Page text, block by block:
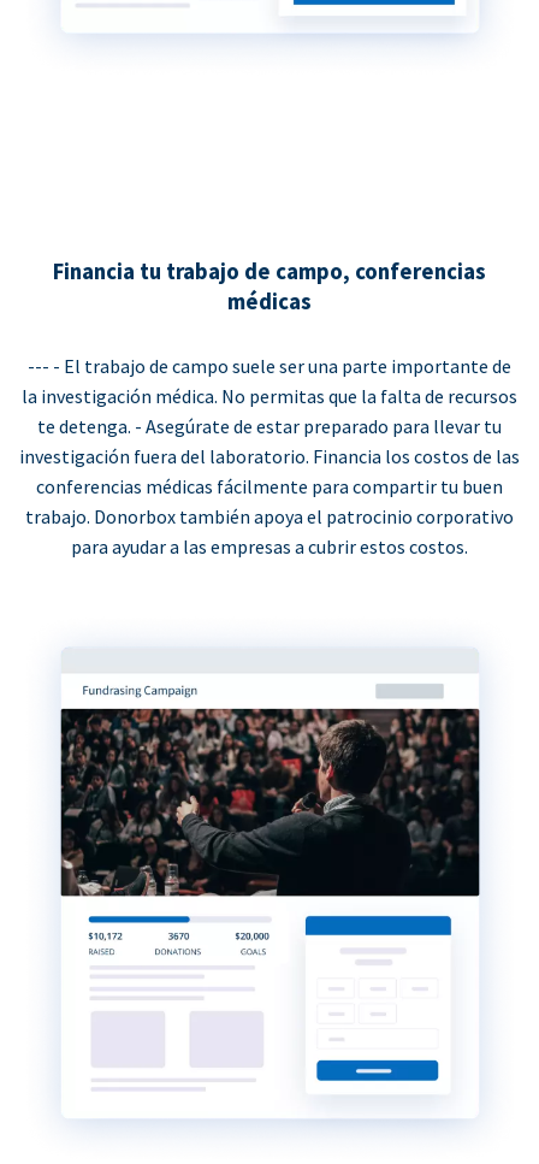
Financia tu trabajo de campo, conferencias
médicas
--- - El trabajo de campo suele ser una parte importante de
la investigación médica. No permitas que la falta de recursos
te detenga. - Asegúrate de estar preparado para llevar tu
investigación fuera del laboratorio. Financia los costos de las
conferencias médicas fácilmente para compartir tu buen
trabajo. Donorbox también apoya el patrocinio corporativo
para ayudar a las empresas a cubrir estos costos.